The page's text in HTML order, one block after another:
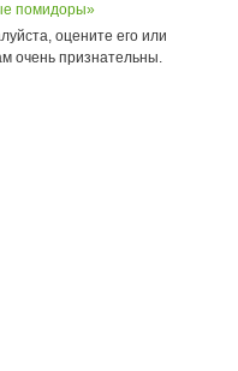
помидоры»
оцените его или
очень признательны.